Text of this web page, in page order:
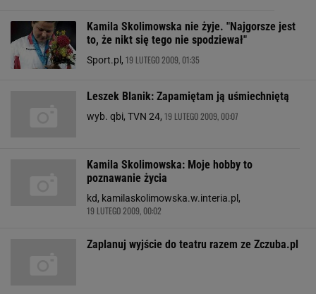
Kamila Skolimowska nie żyje. "Najgorsze jest
to, że nikt się tego nie spodziewał"
Sport.pl, 19 LUTEGO 2009, 01:35
Leszek Blanik: Zapamiętam ją uśmiechniętą
wyb. qbi, TVN 24, 19 LUTEGO 2009, 00:07
Kamila Skolimowska: Moje hobby to
poznawanie życia
kd, kamilaskolimowska.w.interia.pl,
19 LUTEGO 2009, 00:02
Zaplanuj wyjście do teatru razem ze Zczuba.pl